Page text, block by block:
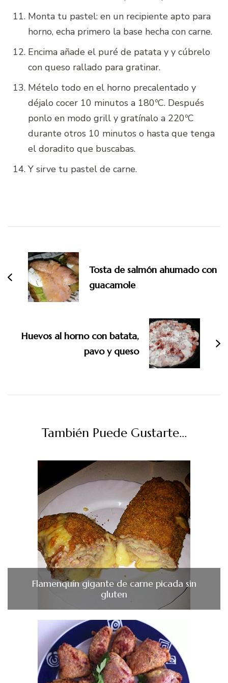
Monta tu pastel: en un recipiente apto para
horno, echa primero la base hecha con carne.
Encima añade el puré de patata y y cúbrelo
con queso rallado para gratinar.
Mételo todo en el horno precalentado y
déjalo cocer 10 minutos a 180ºC. Después
ponlo en modo grill y gratínalo a 220ºC
durante otros 10 minutos o hasta que tenga
el doradito que buscabas.
Y sirve tu pastel de carne.
entradas
Tosta de salmón ahumado con
guacamole
Huevos al horno con batata,
pavo y queso
También Puede Gustarte...
Flamenquín gigante de carne picada sin
gluten